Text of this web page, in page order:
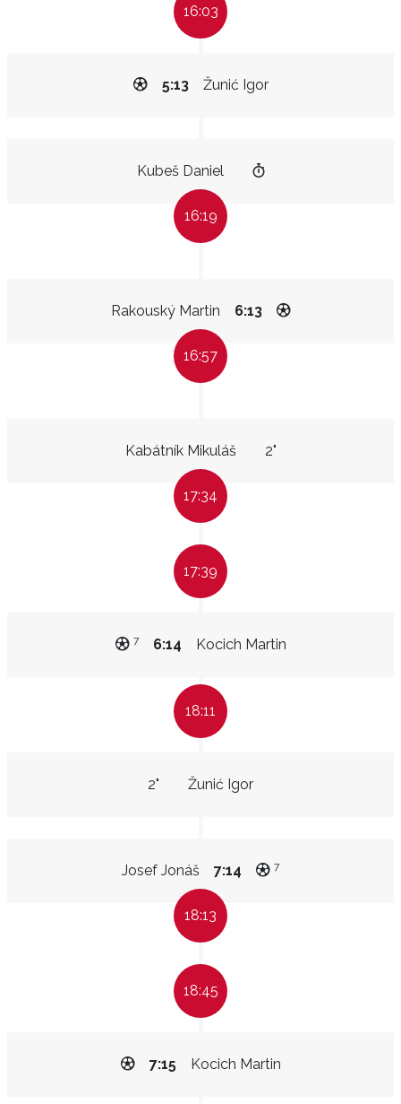
16:03
Žunić Igor
5:13
Kubeš Daniel
16:19
Rakouský Martin 6:13
16:57
Kabátník Mikuláš 2"
17:34
17:39
Kocich Martin
6:14
7
18:11
Žunić Igor
2"
Josef Jonáš 7:14 7
18:13
18:45
Kocich Martin
7:15